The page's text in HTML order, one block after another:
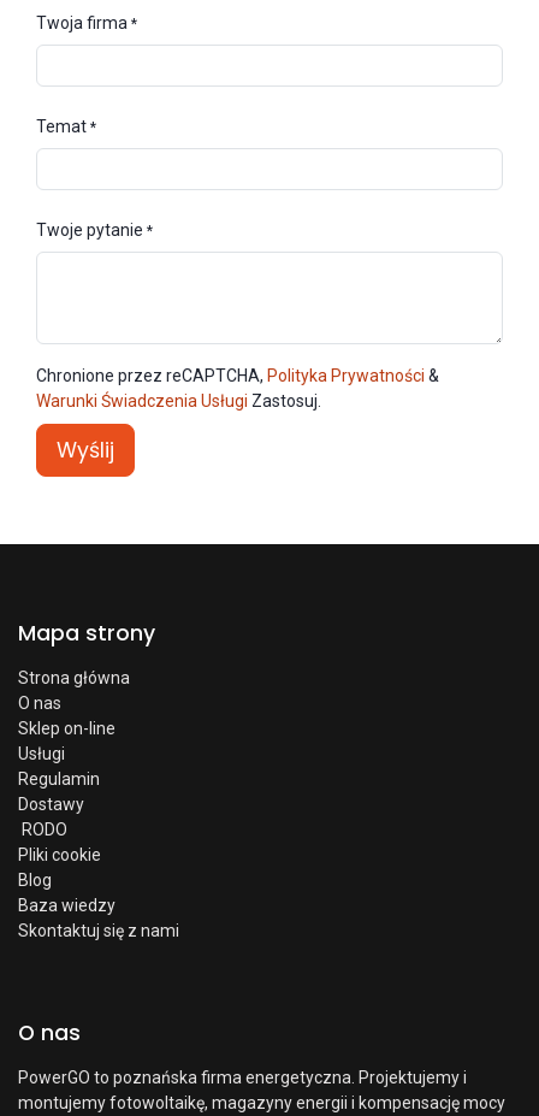
Twoja firma *
Temat *
Twoje pytanie *
Chronione przez reCAPTCHA, Polityka Prywatności &
Warunki Świadczenia Usługi Zastosuj.
Wyślij
Mapa strony
Strona główna
O nas
Sklep on-line
Usługi
Regulamin
Dostawy
RODO
Pliki cookie
Blog
Baza wiedzy
Skontaktuj się z nami
O nas
PowerGO to poznańska firma energetyczna. Projektujemy i
montujemy fotowoltaikę, magazyny energii i kompensację mocy